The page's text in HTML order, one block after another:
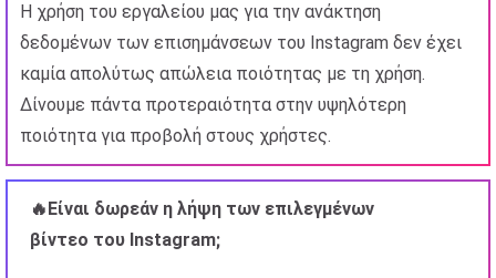
Η χρήση του εργαλείου μας για την ανάκτηση
δεδομένων των επισημάνσεων του Instagram δεν έχει
καμία απολύτως απώλεια ποιότητας με τη χρήση.
Δίνουμε πάντα προτεραιότητα στην υψηλότερη
ποιότητα για προβολή στους χρήστες.
🔥Είναι δωρεάν η λήψη των επιλεγμένων
βίντεο του Instagram;